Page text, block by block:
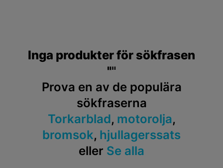
Inga produkter för sökfrasen
""
Prova en av de populära
sökfraserna
Torkarblad, motorolja,
bromsok, hjullagerssats
eller Se alla